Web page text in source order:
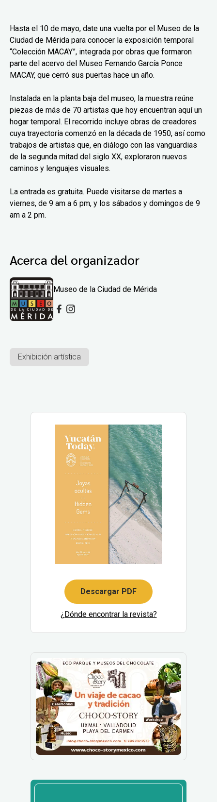
Hasta el 10 de mayo, date una vuelta por el Museo de la
Ciudad de Mérida para conocer la exposición temporal
“Colección MACAY”, integrada por obras que formaron
parte del acervo del Museo Fernando García Ponce
MACAY, que cerró sus puertas hace un año.
Instalada en la planta baja del museo, la muestra reúne
piezas de más de 70 artistas que hoy encuentran aquí un
hogar temporal. El recorrido incluye obras de creadores
cuya trayectoria comenzó en la década de 1950, así como
trabajos de artistas que, en diálogo con las vanguardias
de la segunda mitad del siglo XX, exploraron nuevos
caminos y lenguajes visuales.
La entrada es gratuita. Puede visitarse de martes a
viernes, de 9 am a 6 pm, y los sábados y domingos de 9
am a 2 pm.
Acerca del organizador
Museo de la Ciudad de Mérida
Exhibición artística
Descargar PDF
¿Dónde encontrar la revista?